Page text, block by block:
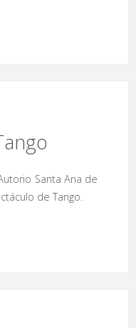
Santa Ana de
de Tango.